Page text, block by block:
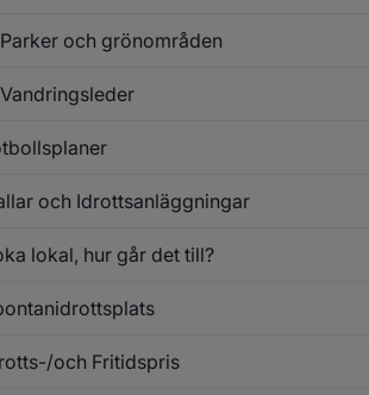
Parker och grönområden
Vandringsleder
och Idrottsanläggningar
lokal, hur går det till?
och Fritidspris